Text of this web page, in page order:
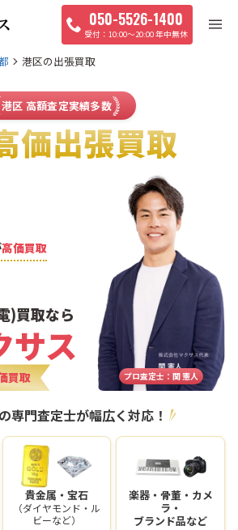
050-5526-1400
10:00〜20:00 年中無休
港区の出張買取
港区 高額査定実績多数
価出張買取
高価買取
)買取なら
サス
買取 プロ査定士：関 憲人
専門査定士が幅広く対応！
貴金属・宝石
（ダイヤモンド・ル
ビーなど）
楽器・骨董・カメ
ラ・
ブランド品など